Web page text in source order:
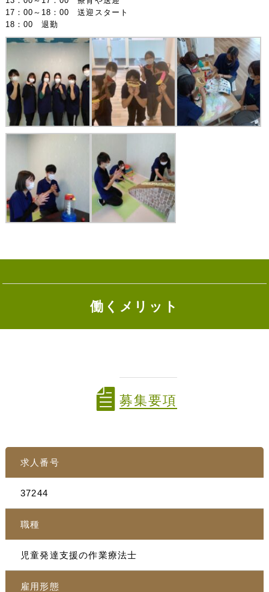
17：00～18：00 送迎スタート
18：00 退勤
働くメリット
募集要項
求人番号
37244
職種
児童発達支援の作業療法士
雇用形態